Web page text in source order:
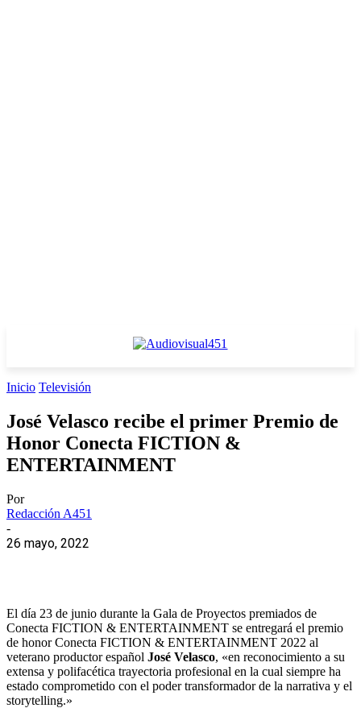
Inicio Televisión
José Velasco recibe el primer Premio de
Honor Conecta FICTION &
ENTERTAINMENT
Por
Redacción A451
-
26 mayo, 2022
El día 23 de junio durante la Gala de Proyectos premiados de
Conecta FICTION & ENTERTAINMENT se entregará el premio
de honor Conecta FICTION & ENTERTAINMENT 2022 al
veterano productor español José Velasco, «en reconocimiento a su
extensa y polifacética trayectoria profesional en la cual siempre ha
estado comprometido con el poder transformador de la narrativa y el
storytelling.»